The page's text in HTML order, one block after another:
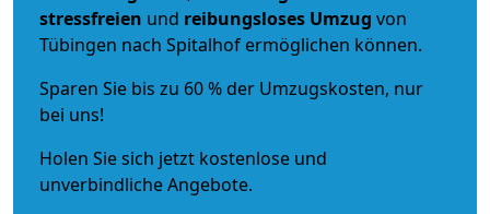
stressfreien und reibungsloses Umzug von
Tübingen nach Spitalhof ermöglichen können.
Sparen Sie bis zu 60 % der Umzugskosten, nur
bei uns!
Holen Sie sich jetzt kostenlose und
unverbindliche Angebote.